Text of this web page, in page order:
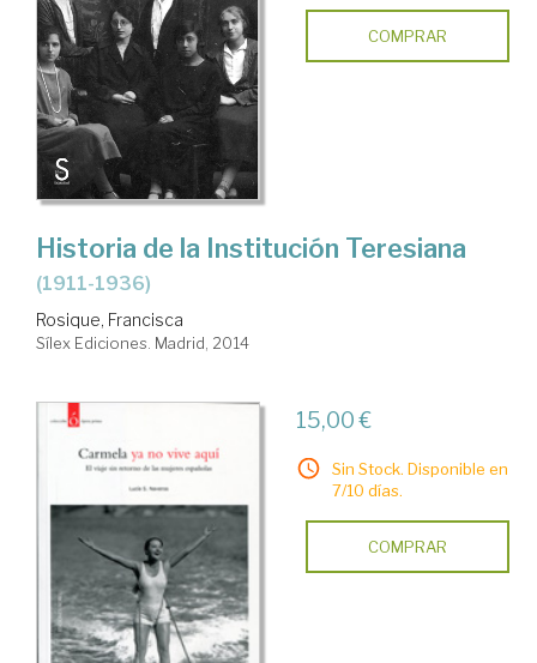
COMPRAR
Historia de la Institución Teresiana
(1911-1936)
Rosique, Francisca
Sílex Ediciones. Madrid, 2014
15,00 €
Sin Stock. Disponible en
7/10 días.
COMPRAR